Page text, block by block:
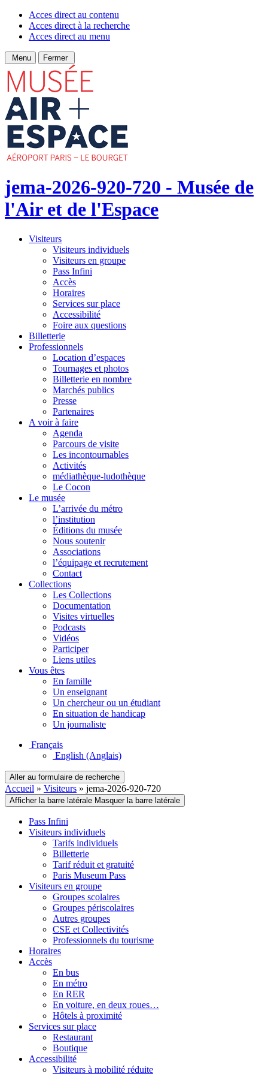
Acces direct au contenu
Acces direct à la recherche
Acces direct au menu
Menu Fermer
jema-2026-920-720 - Musée de
l'Air et de l'Espace
Visiteurs
Visiteurs individuels
Visiteurs en groupe
Pass Infini
Accès
Horaires
Services sur place
Accessibilité
Foire aux questions
Billetterie
Professionnels
Location d’espaces
Tournages et photos
Billetterie en nombre
Marchés publics
Presse
Partenaires
A voir à faire
Agenda
Parcours de visite
Les incontournables
Activités
médiathèque-ludothèque
Le Cocon
Le musée
L’arrivée du métro
l’institution
Éditions du musée
Nous soutenir
Associations
l’équipage et recrutement
Contact
Collections
Les Collections
Documentation
Visites virtuelles
Podcasts
Vidéos
Participer
Liens utiles
Vous êtes
En famille
Un enseignant
Un chercheur ou un étudiant
En situation de handicap
Un journaliste
Français
English (Anglais)
Aller au formulaire de recherche
Accueil » Visiteurs » jema-2026-920-720
Afficher la barre latérale Masquer la barre latérale
Pass Infini
Visiteurs individuels
Tarifs individuels
Billetterie
Tarif réduit et gratuité
Paris Museum Pass
Visiteurs en groupe
Groupes scolaires
Groupes périscolaires
Autres groupes
CSE et Collectivités
Professionnels du tourisme
Horaires
Accès
En bus
En métro
En RER
En voiture, en deux roues…
Hôtels à proximité
Services sur place
Restaurant
Boutique
Accessibilité
Visiteurs à mobilité réduite